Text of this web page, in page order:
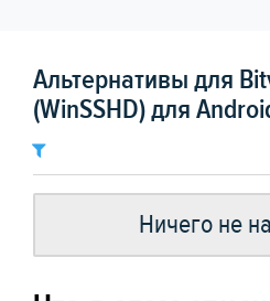
Альтернативы для
(WinSSHD) для
Ничего не